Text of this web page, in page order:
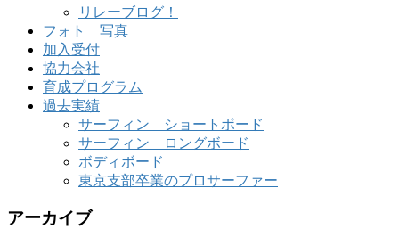
リレーブログ！
フォト 写真
加入受付
協力会社
育成プログラム
過去実績
サーフィン ショートボード
サーフィン ロングボード
ボディボード
東京支部卒業のプロサーファー
アーカイブ